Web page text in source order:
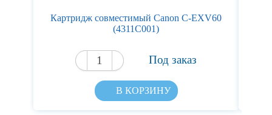
Картридж совместимый Canon C-EXV60
(4311C001)
Под заказ
В КОРЗИНУ